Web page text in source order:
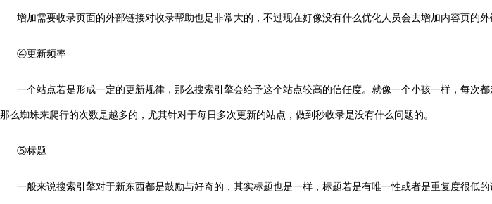
增加需要收录页面的外部链接对收录帮助也是非常大的，不过现在好像没有什么优化人员会去增加内容页的
④更新频率
一个站点若是形成一定的更新规律，那么搜索引擎会给予这个站点较高的信任度。就像一个小孩一样，每次
那么蜘蛛来爬行的次数是越多的，尤其针对于每日多次更新的站点，做到秒收录是没有什么问题的。
⑤标题
一般来说搜索引擎对于新东西都是鼓励与好奇的，其实标题也是一样，标题若是有唯一性或者是重复度很低